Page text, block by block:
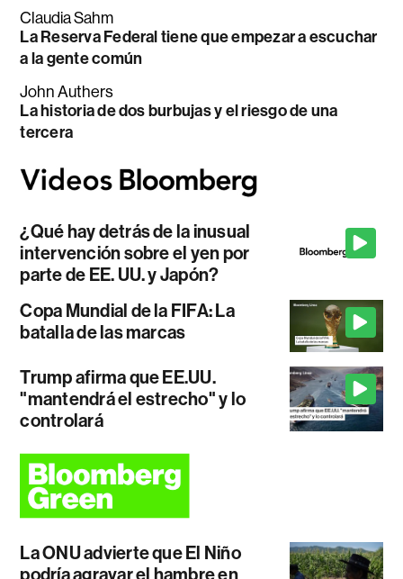
Claudia Sahm
La Reserva Federal tiene que empezar a escuchar
a la gente común
John Authers
La historia de dos burbujas y el riesgo de una
tercera
¿Qué hay detrás de la inusual
intervención sobre el yen por
parte de EE. UU. y Japón?
Copa Mundial de la FIFA: La
batalla de las marcas
Trump afirma que EE.UU.
"mantendrá el estrecho" y lo
controlará
La ONU advierte que El Niño
podría agravar el hambre en